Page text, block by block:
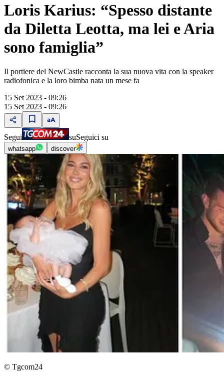
Loris Karius: “Spesso distante
da Diletta Leotta, ma lei e Aria
sono famiglia”
Il portiere del NewCastle racconta la sua nuova vita con la speaker
radiofonica e la loro bimba nata un mese fa
15 Set 2023 - 09:26
15 Set 2023 - 09:26
Segui suSeguici su
whatsapp discover
© Tgcom24